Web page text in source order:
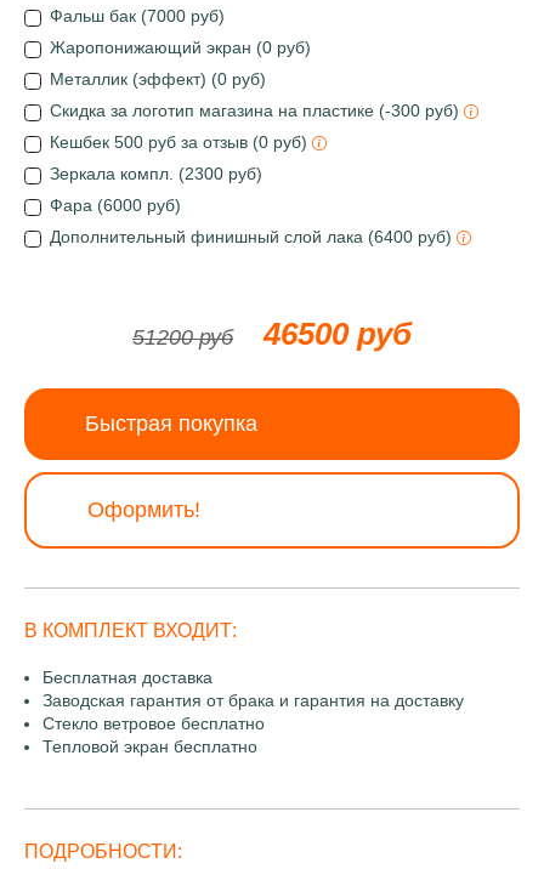
Фальш бак (7000 руб)
Жаропонижающий экран (0 руб)
Металлик (эффект) (0 руб)
Скидка за логотип магазина на пластике (-300 руб)
Кешбек 500 руб за отзыв (0 руб)
Зеркала компл. (2300 руб)
Фара (6000 руб)
Дополнительный финишный слой лака (6400 руб)
51200 руб 46500 руб
Быстрая покупка
Оформить!
В КОМПЛЕКТ ВХОДИТ:
Бесплатная доставка
Заводская гарантия от брака и гарантия на доставку
Стекло ветровое бесплатно
Тепловой экран бесплатно
ПОДРОБНОСТИ: